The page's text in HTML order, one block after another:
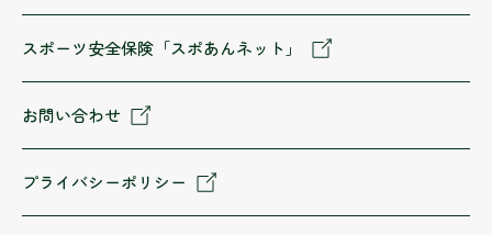
スポーツ安全保険「スポあんネット」
お問い合わせ
プライバシーポリシー